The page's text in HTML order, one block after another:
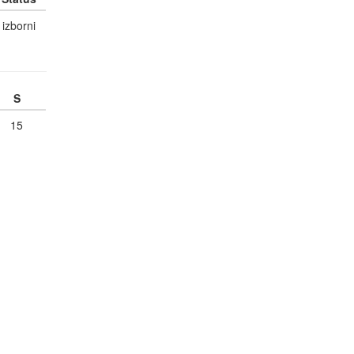
izborni
S
15